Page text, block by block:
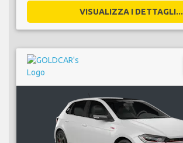
VISUALIZZA I DETTAGLI...